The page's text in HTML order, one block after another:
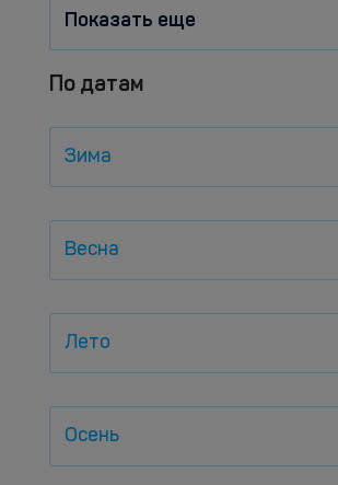
Показать еще
По датам
Зима
Весна
Лето
Осень